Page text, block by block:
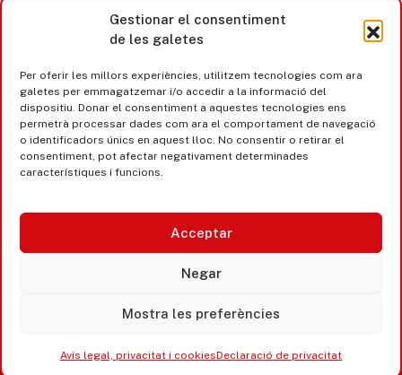
Gestionar el consentiment
de les galetes
Per oferir les millors experiències, utilitzem tecnologies com ara
galetes per emmagatzemar i/o accedir a la informació del
dispositiu. Donar el consentiment a aquestes tecnologies ens
permetrà processar dades com ara el comportament de navegació
o identificadors únics en aquest lloc. No consentir o retirar el
consentiment, pot afectar negativament determinades
característiques i funcions.
Acceptar
Negar
Mostra les preferències
Avís legal, privacitat i cookiesDeclaració de privacitat
Castell d’Aro · Platja d’Aro · S’Agaró
365 www.platjadaro